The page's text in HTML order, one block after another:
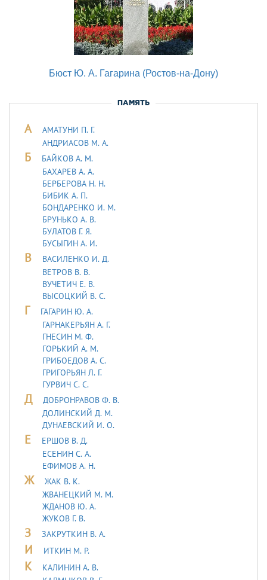
Бюст Ю. А. Гагарина (Ростов-на-Дону)
ПАМЯТЬ
А
АМАТУНИ П. Г.
АНДРИАСОВ М. А.
Б
БАЙКОВ А. М.
БАХАРЕВ А. А.
БЕРБЕРОВА Н. Н.
БИБИК А. П.
БОНДАРЕНКО И. М.
БРУНЬКО А. В.
БУЛАТОВ Г. Я.
БУСЫГИН А. И.
В
ВАСИЛЕНКО И. Д.
ВЕТРОВ В. В.
ВУЧЕТИЧ Е. В.
ВЫСОЦКИЙ В. С.
Г
ГАГАРИН Ю. А.
ГАРНАКЕРЬЯН А. Г.
ГНЕСИН М. Ф.
ГОРЬКИЙ А. М.
ГРИБОЕДОВ А. С.
ГРИГОРЬЯН Л. Г.
ГУРВИЧ С. С.
Д
ДОБРОНРАВОВ Ф. В.
ДОЛИНСКИЙ Д. М.
ДУHАЕВСКИЙ И. О.
Е
ЕРШОВ В. Д.
ЕСЕНИН С. А.
ЕФИМОВ А. Н.
Ж
ЖАК В. К.
ЖВАНЕЦКИЙ М. М.
ЖДАНОВ Ю. А.
ЖУКОВ Г. В.
З ЗАКРУТКИН В. А.
И ИТКИН М. Р.
К
КАЛИНИН А. В.